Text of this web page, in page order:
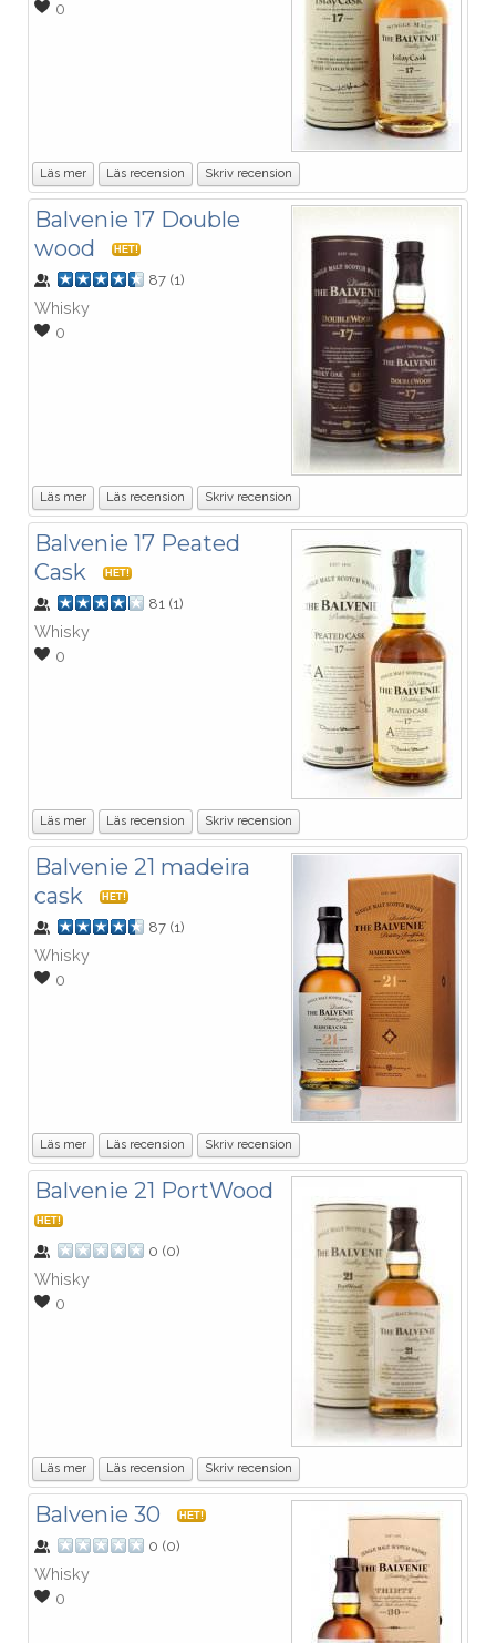
0
Läs mer Läs recension Skriv recension
Balvenie 17 Double
wood
HET!
87 (1)
Whisky
0
Läs mer Läs recension Skriv recension
Balvenie 17 Peated
Cask
HET!
81 (1)
Whisky
0
Läs mer Läs recension Skriv recension
Balvenie 21 madeira
cask
HET!
87 (1)
Whisky
0
Läs mer Läs recension Skriv recension
Balvenie 21 PortWood
HET!
0 (0)
Whisky
0
Läs mer Läs recension Skriv recension
Balvenie 30 HET!
0 (0)
Whisky
0